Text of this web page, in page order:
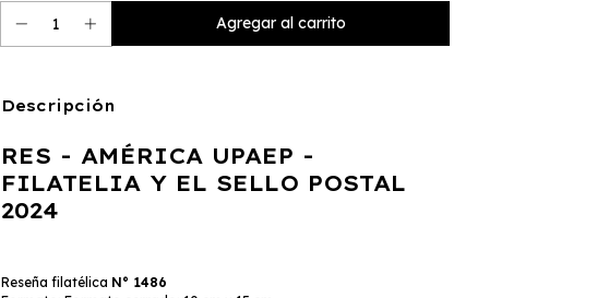
Descripción
RES - AMÉRICA UPAEP -
FILATELIA Y EL SELLO POSTAL
2024
Reseña filatélica N° 1486